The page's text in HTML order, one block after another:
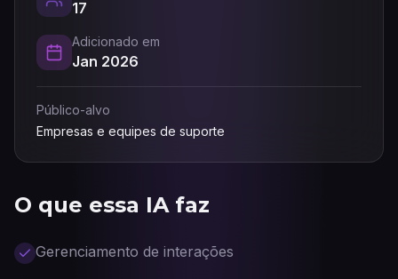
O que essa IA faz
Gerenciamento de interações
17
Adicionado em
Jan 2026
Público-alvo
Empresas e equipes de suporte